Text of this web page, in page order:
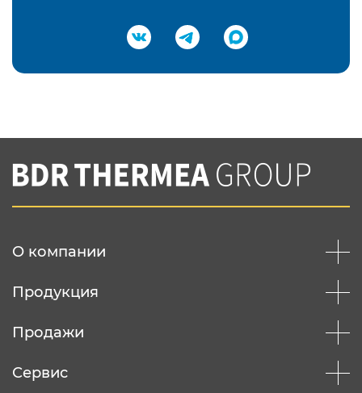
Подтвердить e-mail
Вы соглашаетесь с нашей политикой
конфеденциальности
О компании
Продукция
Продажи
Сервис